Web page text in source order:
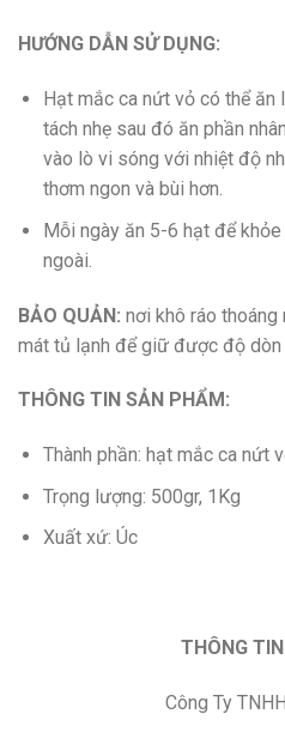
HƯỚNG DẪN SỬ DỤNG:
Hạt mắc ca nứt vỏ có thể ăn
tách nhẹ sau đó ăn phần
vào lò vi sóng với nhiệt độ
thơm ngon và bùi hơn.
Mỗi ngày ăn 5-6 hạt để
ngoài.
BẢO QUẢN: nơi khô ráo thoáng
mát tủ lạnh để giữ được độ dòn
THÔNG TIN SẢN PHẨM:
Thành phần: hạt mắc ca nứt
Trọng lượng: 500gr, 1Kg
Xuất xứ: Úc
THÔNG
Công Ty